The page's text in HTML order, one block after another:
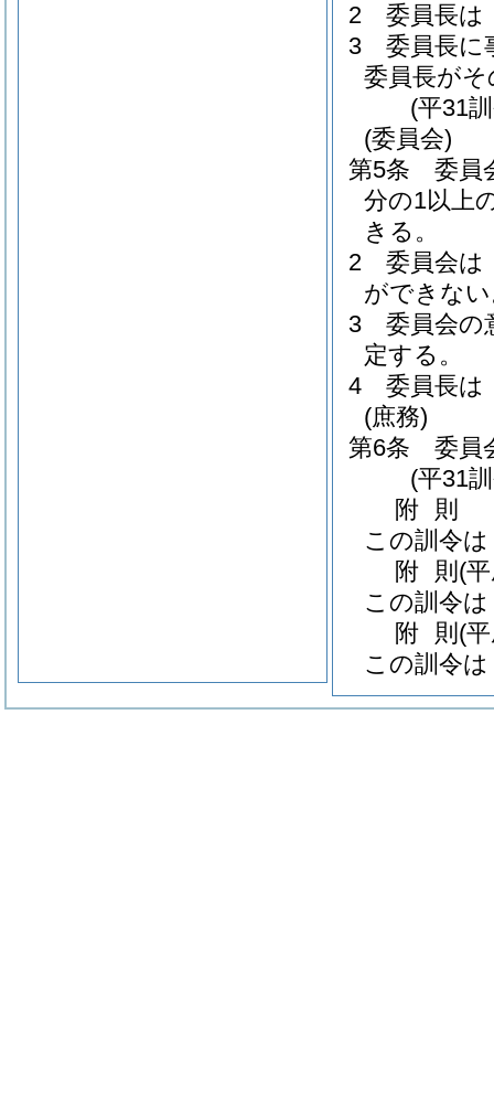
2
委員長は
3
委員長に
委員長が
(平31
(委員会)
第5条
委員
分の1以上
きる。
2
委員会は
ができな
3
委員会の
定する。
4
委員長は
(庶務)
第6条
委員
(平31
附 則
この訓令
附 則 (
この訓令
附 則 (
この訓令